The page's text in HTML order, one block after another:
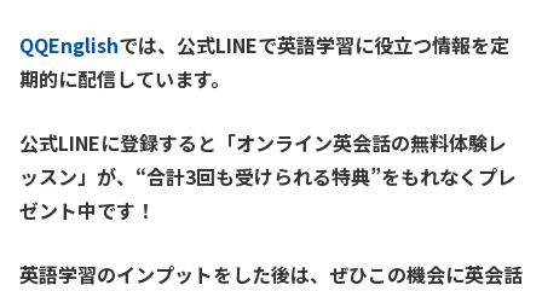
QQEnglishでは、公式LINEで英語学習に役立つ情報を定
期的に配信しています。
公式LINEに登録すると「オンライン英会話の無料体験レ
ッスン」が、 “合計3回も受けられる特典”をもれなくプレ
ゼント中です！
英語学習のインプットをした後は、ぜひこの機会に英会話